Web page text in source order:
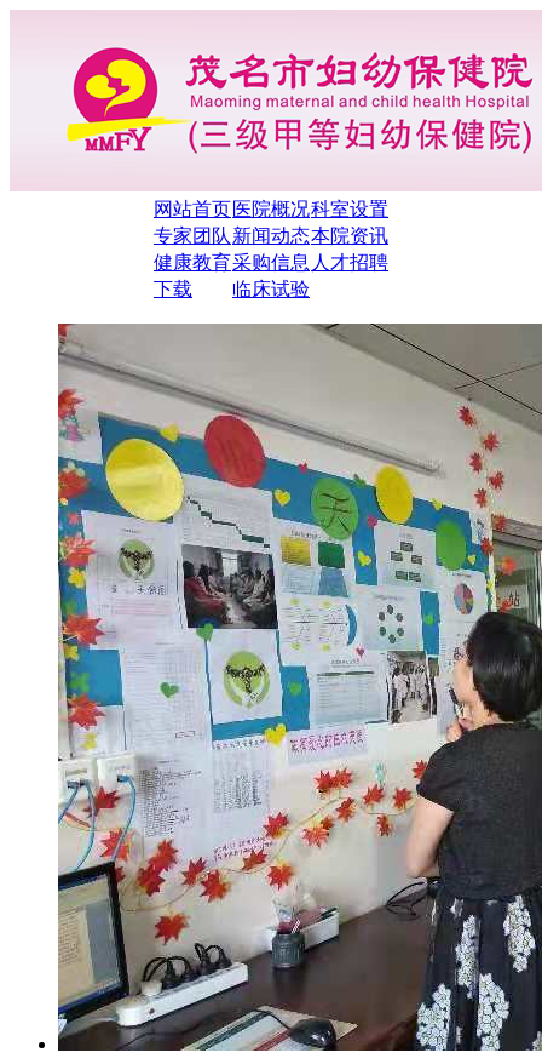
网站首页医院概况科室设置
专家团队 新闻动态本院资讯
健康教育采购信息 人才招聘
下载
临床试验